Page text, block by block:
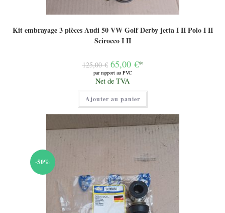
Kit embrayage 3 pièces Audi 50 VW Golf Derby jetta I II Polo I II
Scirocco I II
125,00€ Le
prix
initial
était :
125,00 €.
65,00 €*
par rapport au PVC
Le
prix
actuel
est :
65,00 €.
Net de TVA
Ajouter au panier
-50%